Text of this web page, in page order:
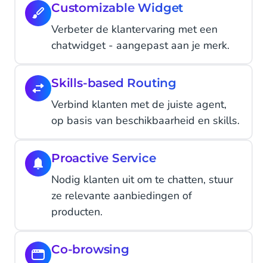
Customizable Widget
Verbeter de klantervaring met een
chatwidget - aangepast aan je merk.
Skills-based Routing
Verbind klanten met de juiste agent,
op basis van beschikbaarheid en skills.
Proactive Service
Nodig klanten uit om te chatten, stuur
ze relevante aanbiedingen of
producten.
Co-browsing